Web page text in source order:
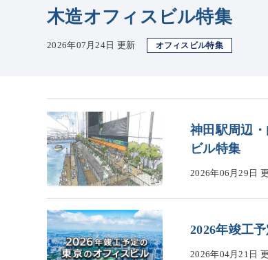
木造オフィスビル特集
2026年07月24日 更新 オフィスビル特集
神田駅周辺
ビル特集
2026年06月29日
2026年竣工
2026年04月21日